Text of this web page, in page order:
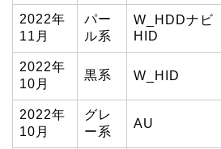
2022年
11月
パー
ル系
W_HDDナビ
HID
2022年
10月
黒系 W_HID
2022年
10月
グレ
ー系
AU